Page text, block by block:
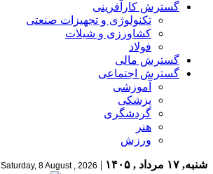
گسترش کارآفرینی
تکنولوژی و تجهیزات صنعتی
کشاورزی و شیلات
فولاد
گسترش مالی
گسترش اجتماعی
آموزشی
پزشکی
گردشگری
هنر
ورزش
شنبه, ۱۷ مرداد , ۱۴۰۵ |
Saturday, 8 August , 2026